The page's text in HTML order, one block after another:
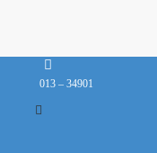
34901 – 013